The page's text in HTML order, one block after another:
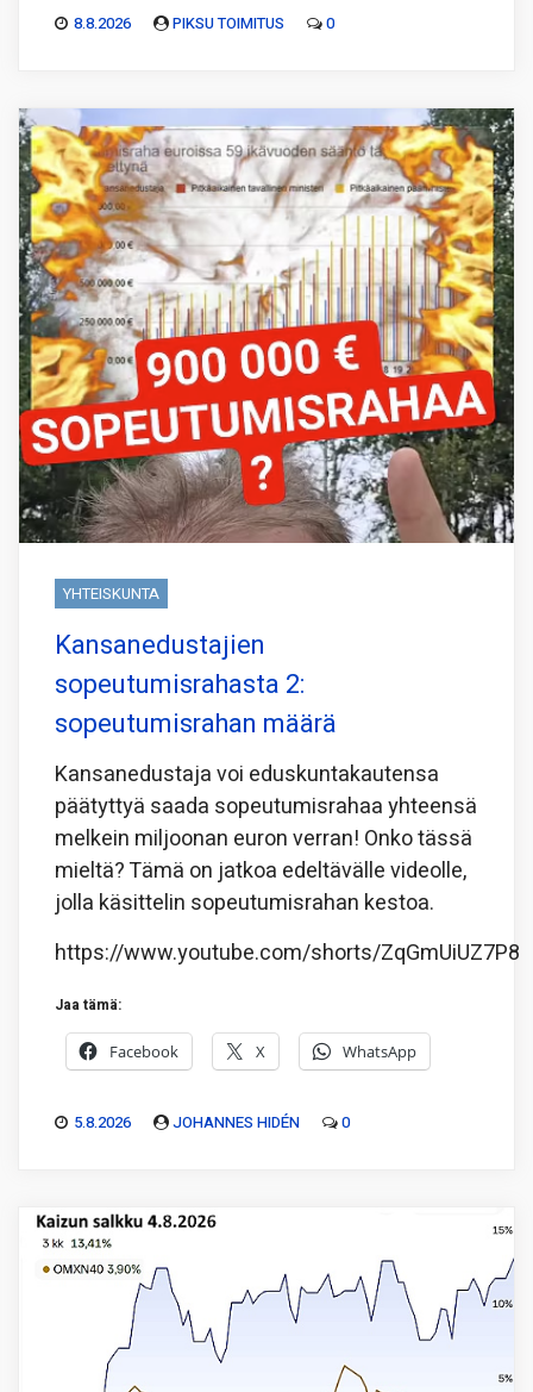
8.8.2026 PIKSU TOIMITUS 0
YHTEISKUNTA
Kansanedustajien
sopeutumisrahasta 2:
sopeutumisrahan määrä
Kansanedustaja voi eduskuntakautensa
päätyttyä saada sopeutumisrahaa yhteensä
melkein miljoonan euron verran! Onko tässä
mieltä? Tämä on jatkoa edeltävälle videolle,
jolla käsittelin sopeutumisrahan kestoa.
https://www.youtube.com/shorts/ZqGmUiUZ7P8
Jaa tämä:
Facebook X WhatsApp
5.8.2026 JOHANNES HIDÉN 0